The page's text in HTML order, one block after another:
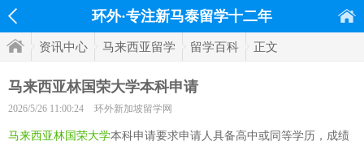
环外·专注新马泰留学十二年
资讯中心 马来西亚留学 留学百科 正文
马来西亚林国荣大学本科申请
2026/5/26 11:00:24 环外新加坡留学网
马来西亚林国荣大学本科申请要求申请人具备高中或同等学历，成绩